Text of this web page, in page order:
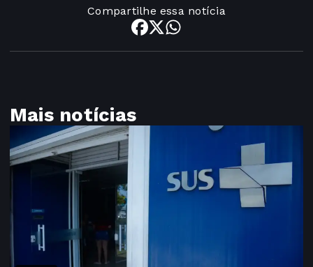
Compartilhe essa notícia
Mais notícias